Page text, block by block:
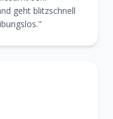
geht blitzschnell